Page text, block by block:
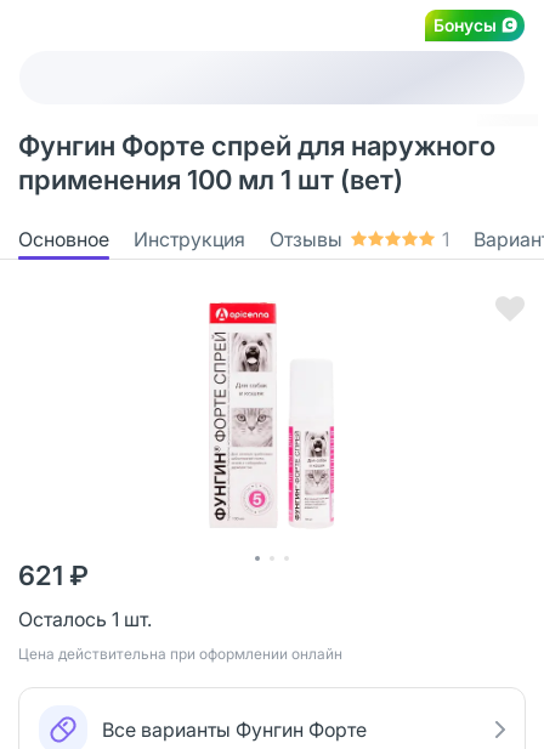
Бонусы
Фунгин Форте спрей для наружного
применения 100 мл 1 шт (вет)
Основное Инструкция Отзывы 1
621 ₽
Осталось 1 шт.
Цена действительна при оформлении онлайн
Все варианты Фунгин Форте